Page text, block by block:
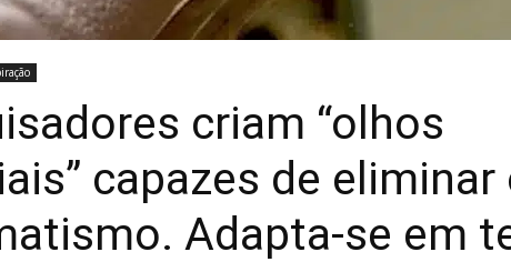
criam “olhos
capazes de eliminar
Adapta-se em